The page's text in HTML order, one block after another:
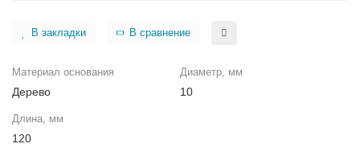
В закладки В сравнение
Материал основания
Дерево
Диаметр, мм
10
Длина, мм
120